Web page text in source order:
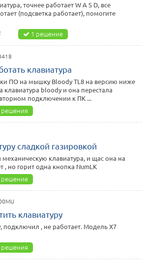
точнее работает W A S D, все
(подсветка работает), помогите
1 решение
клавиатура
ПО на мышку Bloody TL8 на версию ниже
bloody и она перестала
подключении к ПК ...
решения
сладкой газировкой
клавиатура, и щас она на
, но горит одна кнопка NumLK
решение
клавиатуру
подключил , не работает. Модель X7
решения